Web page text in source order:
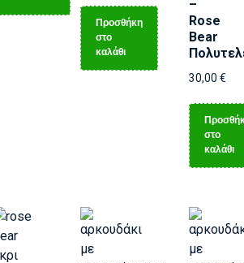
Προσθήκη
στο
καλάθι
–
Rose
Bear
30,00 €
στο
καλάθι